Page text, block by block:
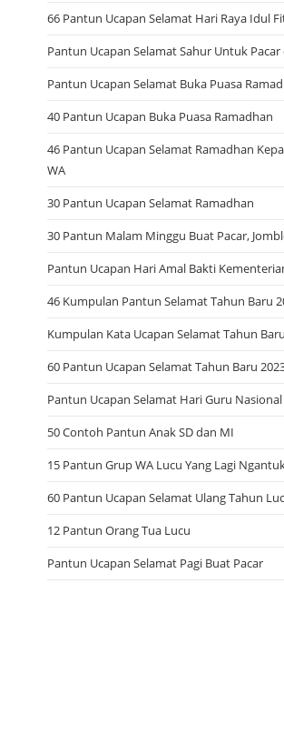
66 Pantun Ucapan Selamat Hari Raya Idul
Pantun Ucapan Selamat Sahur Untuk Pacar
Pantun Ucapan Selamat Buka Puasa
40 Pantun Ucapan Buka Puasa Ramadhan
46 Pantun Ucapan Selamat Ramadhan
WA
30 Pantun Ucapan Selamat Ramadhan
30 Pantun Malam Minggu Buat Pacar,
Pantun Ucapan Hari Amal Bakti
46 Kumpulan Pantun Selamat Tahun Baru
Kumpulan Kata Ucapan Selamat Tahun
60 Pantun Ucapan Selamat Tahun Baru
Pantun Ucapan Selamat Hari Guru Nasional
50 Contoh Pantun Anak SD dan MI
15 Pantun Grup WA Lucu Yang Lagi
60 Pantun Ucapan Selamat Ulang Tahun
12 Pantun Orang Tua Lucu
Pantun Ucapan Selamat Pagi Buat Pacar